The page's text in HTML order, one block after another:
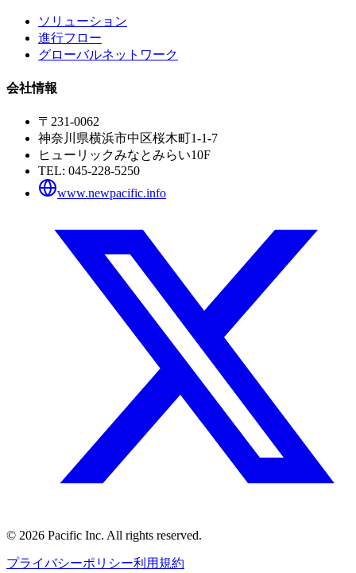
ソリューション
進行フロー
グローバルネットワーク
会社情報
〒231-0062
神奈川県横浜市中区桜木町1-1-7
ヒューリックみなとみらい10F
TEL: 045-228-5250
www.newpacific.info
© 2026 Pacific Inc. All rights reserved.
プライバシーポリシー利用規約